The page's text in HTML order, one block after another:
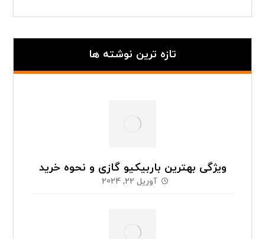
تازه ترین نوشته ها
ویژگی بهترین باربیکیو گازی و نحوه خرید
آوریل 22, 2024